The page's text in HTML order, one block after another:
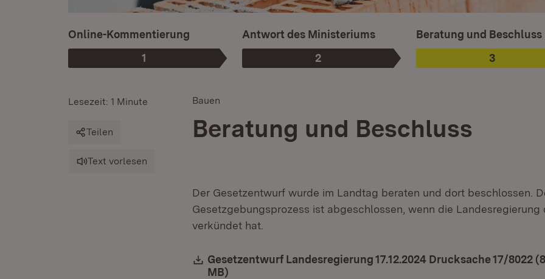
Phase
1
:
Online-Kommentierung
Phase
2
:
Antwort des Ministeriums
Phase
3
:
Ist ausgewählt.
Beratung und Beschluss
Bauen
Beratung und Beschluss
Lesezeit: 1 Minute
Teilen
Text vorlesen
Der Gesetzentwurf wurde im Landtag beraten und dort beschlossen.
Gesetzgebungsprozess ist abgeschlossen, wenn die Landesregierung
verkündet hat.
Download:
Gesetzentwurf Landesregierung 17.12.2024 Drucksache 17/8022
MB)